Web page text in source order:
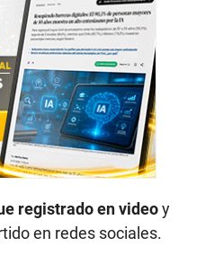
registrado en videoy
en redes sociales.